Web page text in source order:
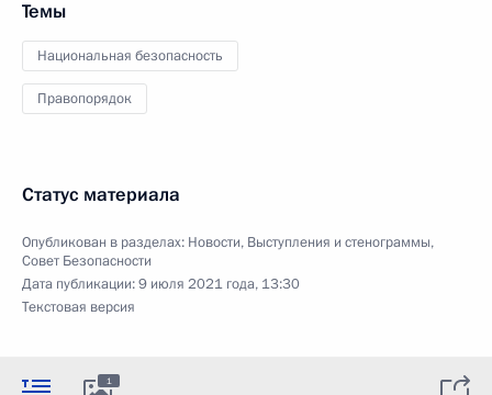
Темы
Национальная безопасность
Правопорядок
Статус материала
Опубликован в разделах: Новости, Выступления и стенограммы,
Совет Безопасности
Дата публикации:9 июля 2021 года, 13:30
Текстовая версия
1